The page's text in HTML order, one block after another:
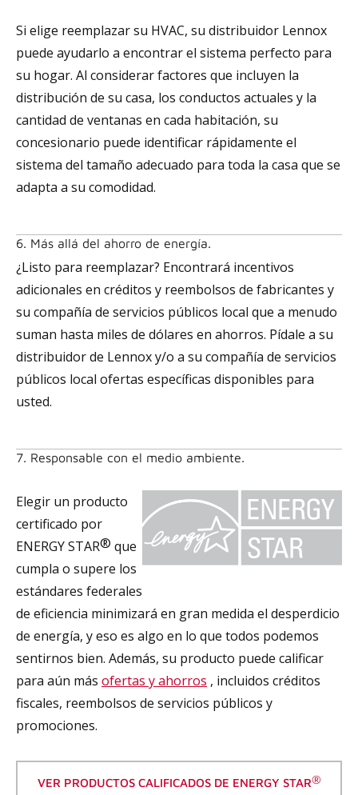
Si elige reemplazar su HVAC, su distribuidor Lennox
puede ayudarlo a encontrar el sistema perfecto para
su hogar. Al considerar factores que incluyen la
distribución de su casa, los conductos actuales y la
cantidad de ventanas en cada habitación, su
concesionario puede identificar rápidamente el
sistema del tamaño adecuado para toda la casa que se
adapta a su comodidad.
6. Más allá del ahorro de energía.
¿Listo para reemplazar? Encontrará incentivos
adicionales en créditos y reembolsos de fabricantes y
su compañía de servicios públicos local que a menudo
suman hasta miles de dólares en ahorros. Pídale a su
distribuidor de Lennox y/o a su compañía de servicios
públicos local ofertas específicas disponibles para
usted.
7. Responsable con el medio ambiente.
Elegir un producto
certificado por
ENERGY STAR® que
cumpla o supere los
estándares federales
de eficiencia minimizará en gran medida el desperdicio
de energía, y eso es algo en lo que todos podemos
sentirnos bien. Además, su producto puede calificar
para aún más ofertas y ahorros , incluidos créditos
fiscales, reembolsos de servicios públicos y
promociones.
VER PRODUCTOS CALIFICADOS DE ENERGY STAR®